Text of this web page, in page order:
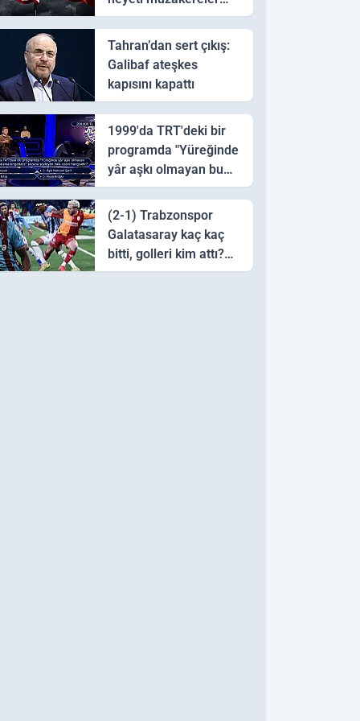
için Pakistan'a ulaştı
Tahran’dan sert çıkış:
Galibaf ateşkes
kapısını kapattı
1999'da TRT'deki bir
programda "Yüreğinde
yâr aşkı olmayan bu
sazı çalarsa tingirdatır"
sözünü söyleyen halk
ozanı hangisidir?
(2-1) Trabzonspor
Galatasaray kaç kaç
bitti, golleri kim attı?
Trabzonspor